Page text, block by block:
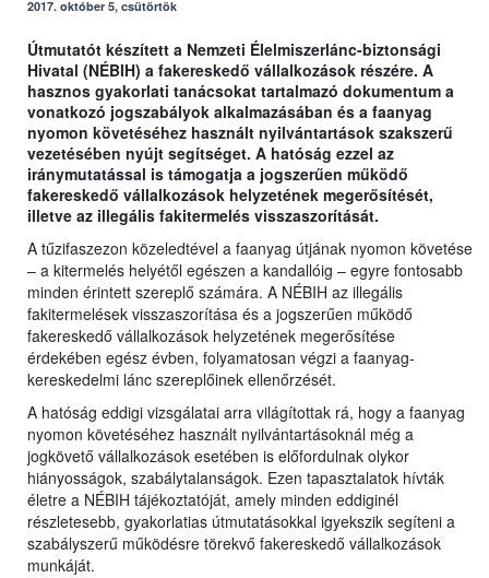
2017. október 5, csütörtök
Útmutatót készített a Nemzeti Élelmiszerlánc-biztonsági
Hivatal (NÉBIH) a fakereskedő vállalkozások részére. A
hasznos gyakorlati tanácsokat tartalmazó dokumentum a
vonatkozó jogszabályok alkalmazásában és a faanyag
nyomon követéséhez használt nyilvántartások szakszerű
vezetésében nyújt segítséget. A hatóság ezzel az
iránymutatással is támogatja a jogszerűen működő
fakereskedő vállalkozások helyzetének megerősítését,
illetve az illegális fakitermelés visszaszorítását.
A tűzifaszezon közeledtével a faanyag útjának nyomon követése
– a kitermelés helyétől egészen a kandallóig – egyre fontosabb
minden érintett szereplő számára. A NÉBIH az illegális
fakitermelések visszaszorítása és a jogszerűen működő
fakereskedő vállalkozások helyzetének megerősítése
érdekében egész évben, folyamatosan végzi a faanyag-
kereskedelmi lánc szereplőinek ellenőrzését.
A hatóság eddigi vizsgálatai arra világítottak rá, hogy a faanyag
nyomon követéséhez használt nyilvántartásoknál még a
jogkövető vállalkozások esetében is előfordulnak olykor
hiányosságok, szabálytalanságok. Ezen tapasztalatok hívták
életre a NÉBIH tájékoztatóját, amely minden eddiginél
részletesebb, gyakorlatias útmutatásokkal igyekszik segíteni a
szabályszerű működésre törekvő fakereskedő vállalkozások
munkáját.